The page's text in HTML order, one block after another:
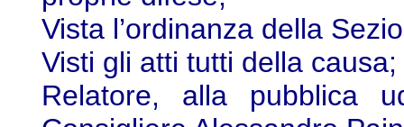
Vista l’ordinanza della
Visti gli atti tutti della causa;
Relatore, alla pubblica